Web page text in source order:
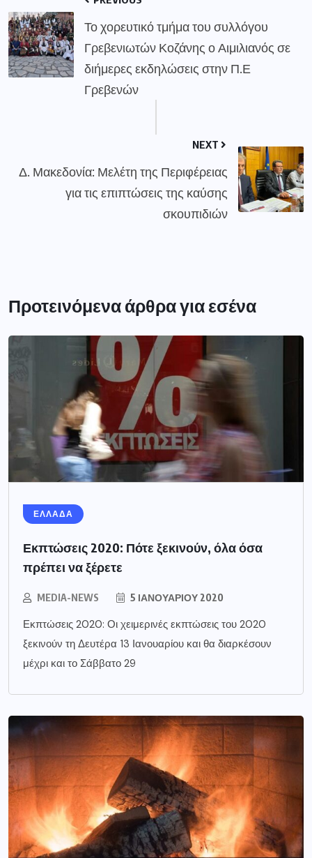
Το χορευτικό τμήμα του συλλόγου
Γρεβενιωτών Κοζάνης ο Αιμιλιανός σε
διήμερες εκδηλώσεις στην Π.Ε
Γρεβενών
NEXT
Δ. Μακεδονία: Μελέτη της Περιφέρειας
για τις επιπτώσεις της καύσης
σκουπιδιών
Προτεινόμενα άρθρα για εσένα
ΕΛΛΑΔΑ
Εκπτώσεις 2020: Πότε ξεκινούν, όλα όσα
πρέπει να ξέρετε
MEDIA-NEWS 5 ΙΑΝΟΥΑΡΊΟΥ 2020
Εκπτώσεις 2020: Οι χειμερινές εκπτώσεις του 2020
ξεκινούν τη Δευτέρα 13 Ιανουαρίου και θα διαρκέσουν
μέχρι και το Σάββατο 29